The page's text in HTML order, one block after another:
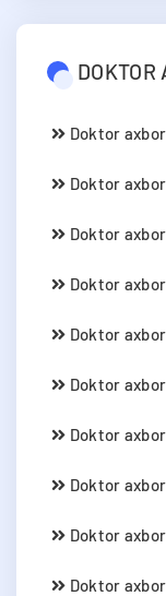
Doktor
Doktor
Doktor
Doktor
Doktor
Doktor
Doktor
Doktor
Doktor
Doktor